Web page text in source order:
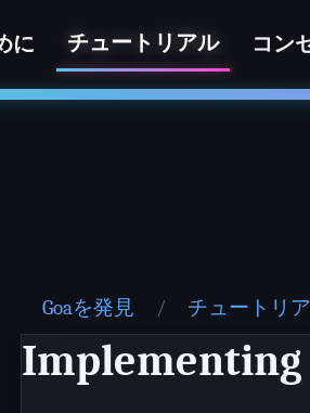
に チュートリアル コン
Goaを発見 チュートリ
Implementing